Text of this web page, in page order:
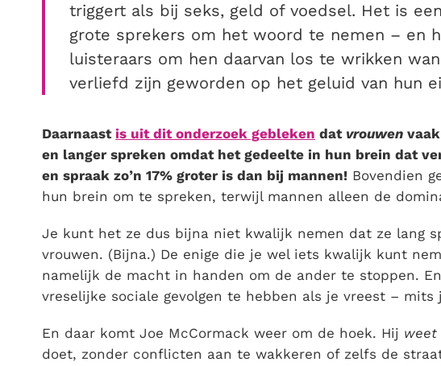
triggert als bij seks, geld of voedsel. Het is
grote sprekers om het woord te nemen – en
luisteraars om hen daarvan los te wrikken
verliefd zijn geworden op het geluid van hun
Daarnaast is uit dit onderzoek gebleken dat vrouwen
en langer spreken omdat het gedeelte in hun brein dat
en spraak zo’n 17% groter is dan bij mannen! Bovendien
hun brein om te spreken, terwijl mannen alleen de
Je kunt het ze dus bijna niet kwalijk nemen dat ze lang
vrouwen. (Bijna.) De enige die je wel iets kwalijk kunt
namelijk de macht in handen om de ander te stoppen.
vreselijke sociale gevolgen te hebben als je vreest –
En daar komt Joe McCormack weer om de hoek. Hij weet
doet, zonder conflicten aan te wakkeren of zelfs de